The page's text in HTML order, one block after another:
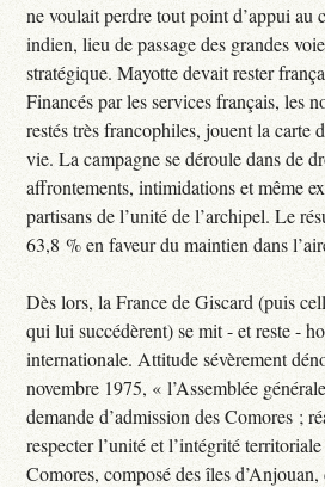
ne voulait perdre tout point d’appui au
indien, lieu de passage des grandes
stratégique. Mayotte devait rester
Financés par les services français, les
restés très francophiles, jouent la carte
vie. La campagne se déroule dans de
affrontements, intimidations et même
partisans de l’unité de l’archipel. Le
63,8 % en faveur du maintien dans
Dès lors, la France de Giscard (puis
qui lui succédèrent) se mit - et reste -
internationale. Attitude sévèrement
novembre 1975, « l’Assemblée
demande d’admission des Comores ;
respecter l’unité et l’intégrité
Comores, composé des îles